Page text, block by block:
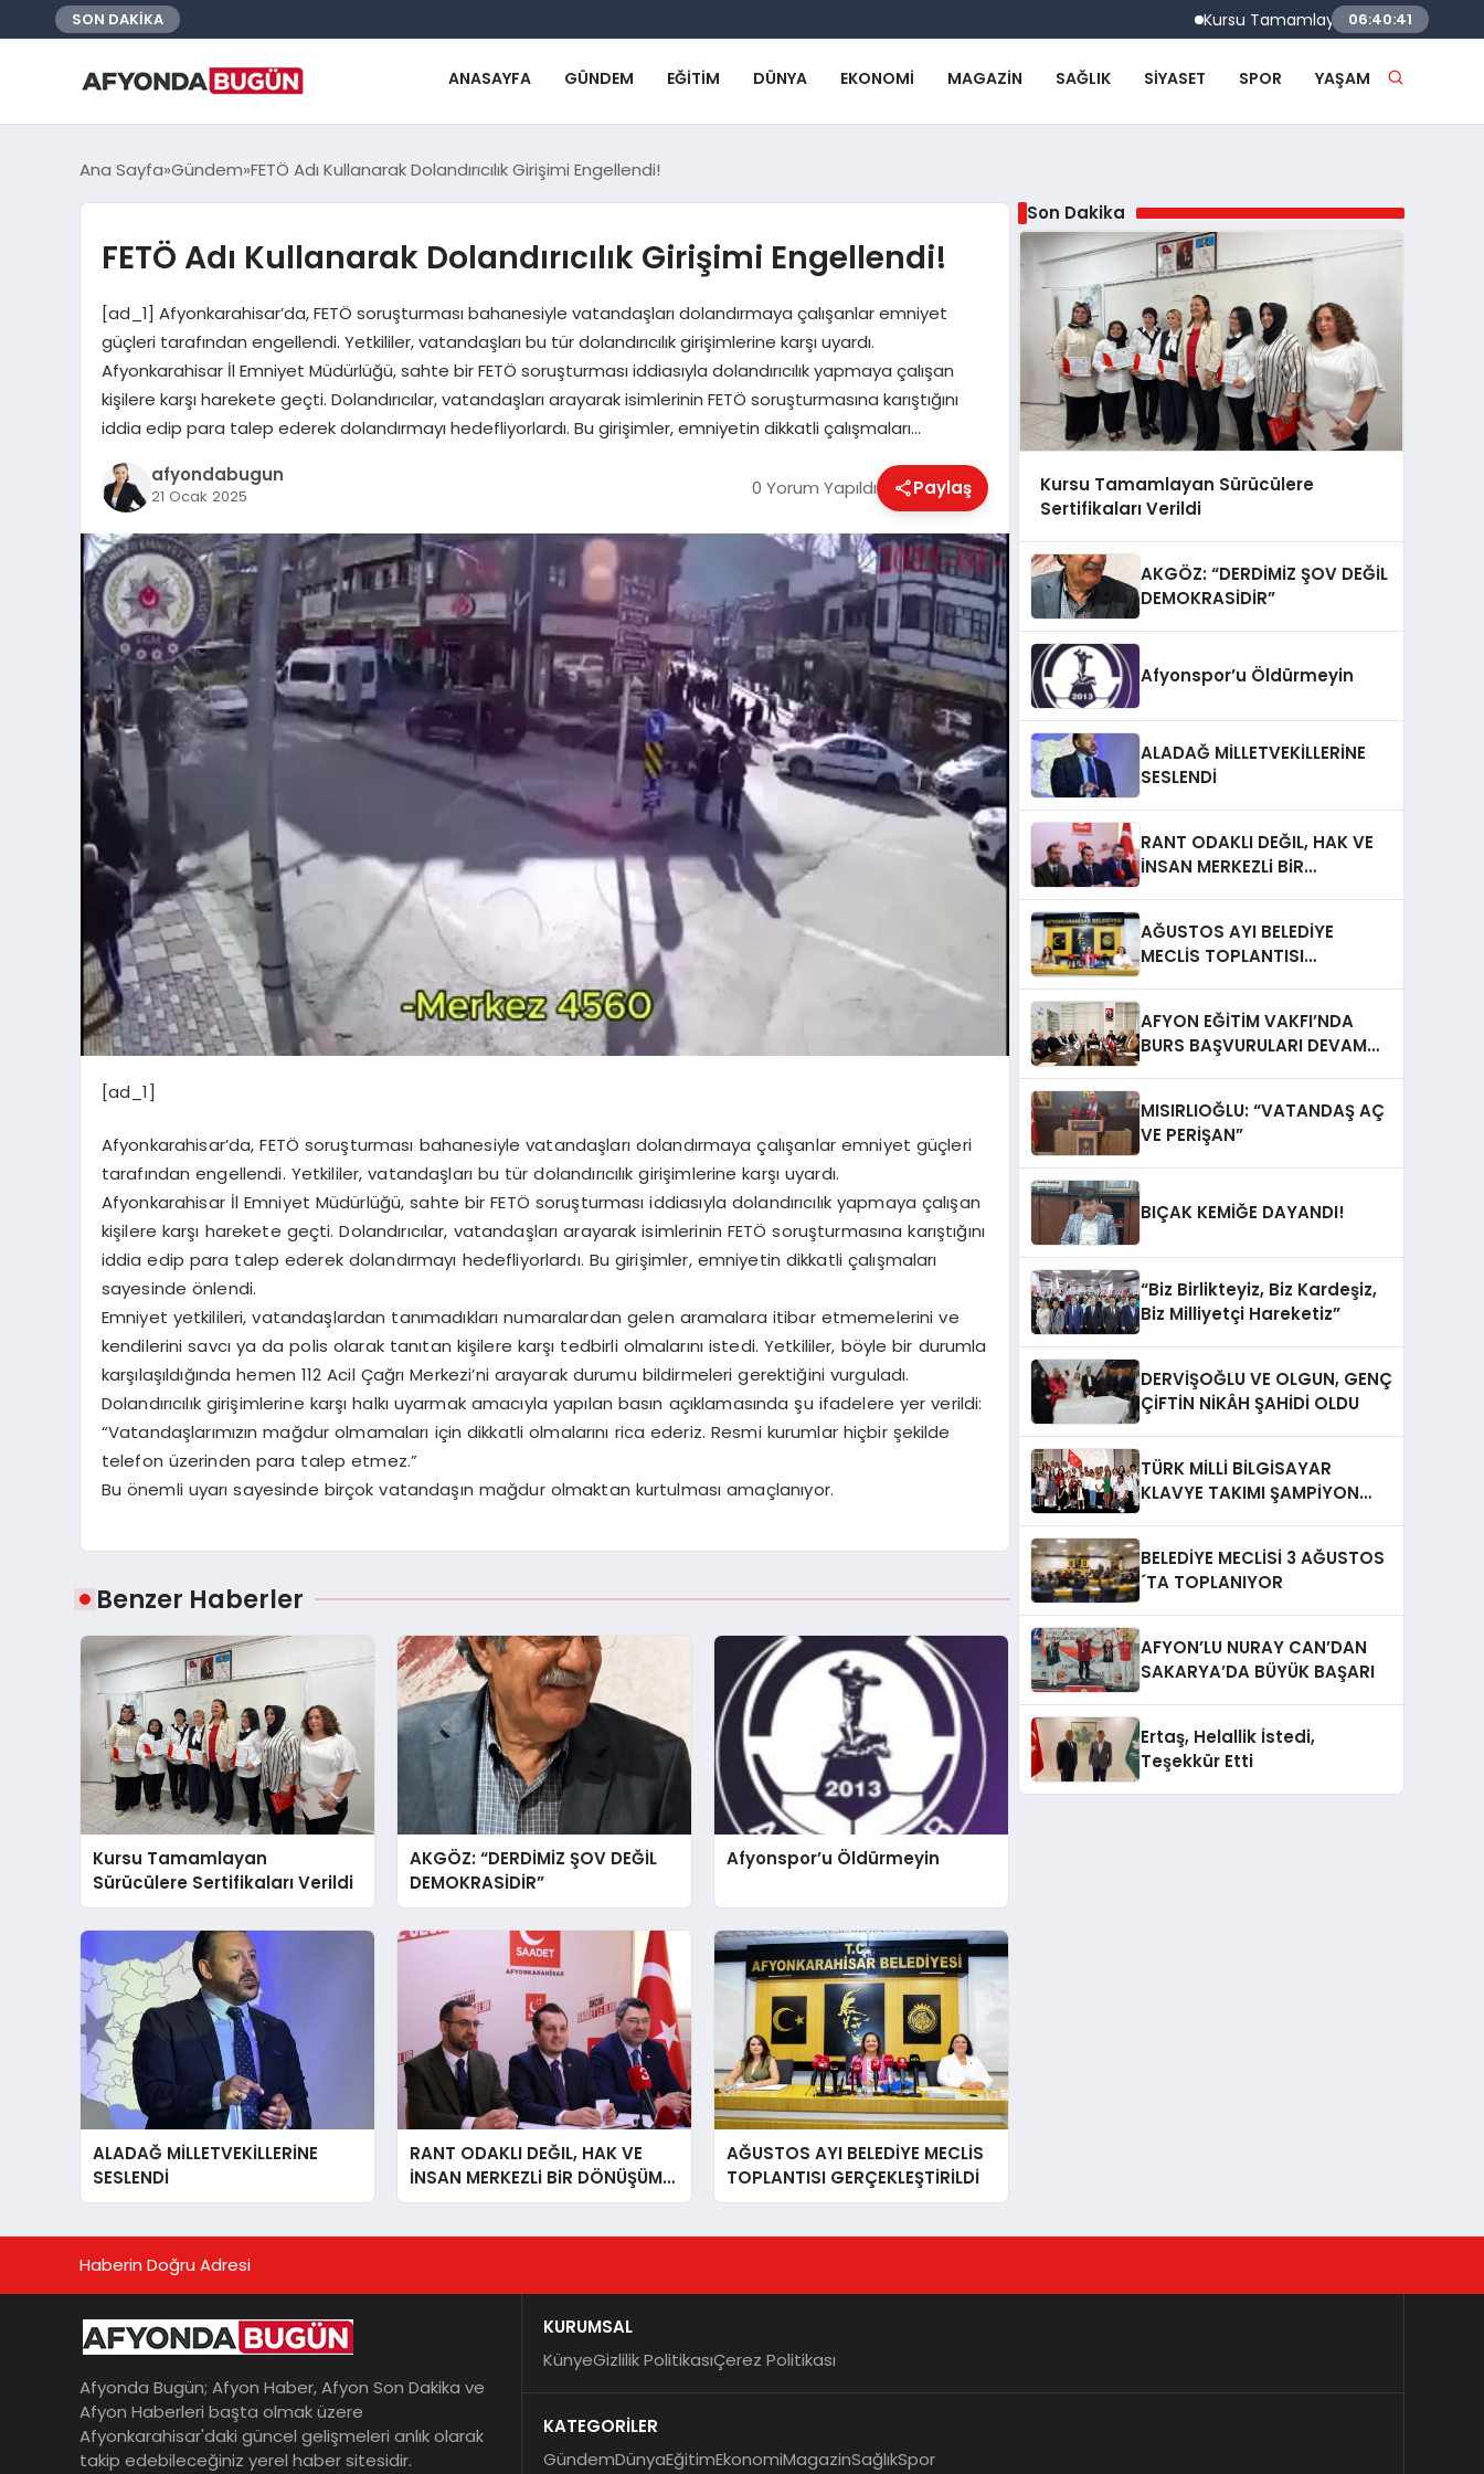
SON DAKİKA Kursu Tamamlayan Sürücülere
06:40:42
ANASAYFA GÜNDEM EĞITIM DÜNYA EKONOMI MAGAZIN SAĞLIK SIYASET SPOR YAŞAM
Ana Sayfa Gündem FETÖ Adı Kullanarak Dolandırıcılık Girişimi Engellendi!
FETÖ Adı Kullanarak Dolandırıcılık Girişimi Engellendi!
[ad_1] Afyonkarahisar’da, FETÖ soruşturması bahanesiyle vatandaşları dolandırmaya çalışanlar emniyet
güçleri tarafından engellendi. Yetkililer, vatandaşları bu tür dolandırıcılık girişimlerine karşı uyardı.
Afyonkarahisar İl Emniyet Müdürlüğü, sahte bir FETÖ soruşturması iddiasıyla dolandırıcılık yapmaya çalışan
kişilere karşı harekete geçti. Dolandırıcılar, vatandaşları arayarak isimlerinin FETÖ soruşturmasına karıştığını
iddia edip para talep ederek dolandırmayı hedefliyorlardı. Bu girişimler, emniyetin dikkatli çalışmaları…
afyondabugun
21 Ocak 2025 0 Yorum Yapıldı Paylaş
[ad_1]
Afyonkarahisar’da, FETÖ soruşturması bahanesiyle vatandaşları dolandırmaya çalışanlar emniyet güçleri
tarafından engellendi. Yetkililer, vatandaşları bu tür dolandırıcılık girişimlerine karşı uyardı.
Afyonkarahisar İl Emniyet Müdürlüğü, sahte bir FETÖ soruşturması iddiasıyla dolandırıcılık yapmaya çalışan
kişilere karşı harekete geçti. Dolandırıcılar, vatandaşları arayarak isimlerinin FETÖ soruşturmasına karıştığını
iddia edip para talep ederek dolandırmayı hedefliyorlardı. Bu girişimler, emniyetin dikkatli çalışmaları
sayesinde önlendi.
Emniyet yetkilileri, vatandaşlardan tanımadıkları numaralardan gelen aramalara itibar etmemelerini ve
kendilerini savcı ya da polis olarak tanıtan kişilere karşı tedbirli olmalarını istedi. Yetkililer, böyle bir durumla
karşılaşıldığında hemen 112 Acil Çağrı Merkezi’ni arayarak durumu bildirmeleri gerektiğini vurguladı.
Dolandırıcılık girişimlerine karşı halkı uyarmak amacıyla yapılan basın açıklamasında şu ifadelere yer verildi:
“Vatandaşlarımızın mağdur olmamaları için dikkatli olmalarını rica ederiz. Resmi kurumlar hiçbir şekilde
telefon üzerinden para talep etmez.”
Bu önemli uyarı sayesinde birçok vatandaşın mağdur olmaktan kurtulması amaçlanıyor.
Benzer Haberler
Kursu Tamamlayan
Sürücülere Sertifikaları Verildi
AKGÖZ: “DERDİMİZ ŞOV DEĞİL
DEMOKRASİDİR”
Afyonspor’u Öldürmeyin
ALADAĞ MİLLETVEKİLLERİNE
SESLENDİ
RANT ODAKLI DEĞIL, HAK VE
İNSAN MERKEZLi BiR DÖNÜŞÜM
İÇiN AFYONKARAHiSAR’IN
AĞUSTOS AYI BELEDİYE MECLİS
TOPLANTISI GERÇEKLEŞTİRİLDİ
Son Dakika
Kursu Tamamlayan Sürücülere
Sertifikaları Verildi
AKGÖZ: “DERDİMİZ ŞOV DEĞİL
DEMOKRASİDİR”
Afyonspor’u Öldürmeyin
ALADAĞ MİLLETVEKİLLERİNE
SESLENDİ
RANT ODAKLI DEĞIL, HAK VE
İNSAN MERKEZLi BiR
YANINDAYIZ!
AĞUSTOS AYI BELEDİYE
MECLİS TOPLANTISI
AFYON EĞİTİM VAKFI’NDA
BURS BAŞVURULARI DEVAM
MISIRLIOĞLU: “VATANDAŞ AÇ
VE PERİŞAN”
BIÇAK KEMİĞE DAYANDI!
“Biz Birlikteyiz, Biz Kardeşiz,
Biz Milliyetçi Hareketiz”
DERVİŞOĞLU VE OLGUN, GENÇ
ÇİFTİN NİKÂH ŞAHİDİ OLDU
TÜRK MİLLİ BİLGİSAYAR
KLAVYE TAKIMI ŞAMPİYON
BELEDİYE MECLİSİ 3 AĞUSTOS
´TA TOPLANIYOR
AFYON’LU NURAY CAN’DAN
SAKARYA’DA BÜYÜK BAŞARI
Ertaş, Helallik İstedi,
Teşekkür Etti
Haberin Doğru Adresi
Afyonda Bugün; Afyon Haber, Afyon Son Dakika ve
Afyon Haberleri başta olmak üzere
Afyonkarahisar'daki güncel gelişmeleri anlık olarak
takip edebileceğiniz yerel haber sitesidir.
KURUMSAL
KünyeGizlilik PolitikasıÇerez Politikası
KATEGORİLER
GündemDünyaEğitimEkonomiMagazinSağlıkSpor